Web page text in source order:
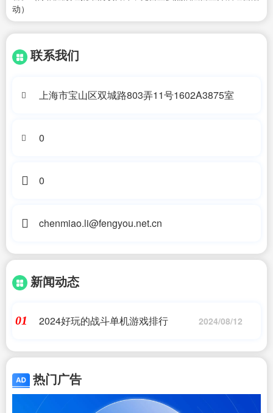
动）
联系我们
上海市宝山区双城路803弄11号1602A3875室
0
0
chenmiao.li@fengyou.net.cn
新闻动态
01 2024好玩的战斗单机游戏排行 2024/08/12
热门广告